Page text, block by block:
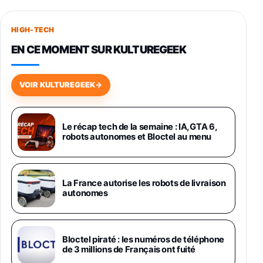
Smartphone SAMSUNG Galaxy S26+ Violet
749,99€
648,63€834,71€
Samsung Galaxy Miracle Ultra, Smartphone
Android 5G avec Galaxy AI, 512 Go,
Chargeur Secteur Rapide 25W Inclus,
Smartphone déverrouillé, Noir, Version FR
1019€
Galaxy S26 Ultra 512 Go Bleu
1019€1399€Fnac (Vendeur Tiers)
Galaxy S26 Ultra 256 Go Violet
892€1199€Fnac (Vendeur Tiers)
HIGH-TECH
EN CE MOMENT SUR KULTUREGEEK
VOIR KULTUREGEEK→
Le récap tech de la semaine : IA, GTA 6,
robots autonomes et Bloctel au menu
La France autorise les robots de livraison
autonomes
Bloctel piraté : les numéros de téléphone
de 3 millions de Français ont fuité